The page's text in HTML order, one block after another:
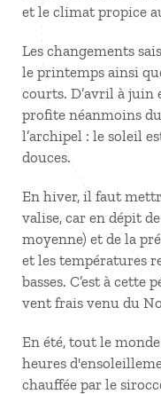
et le climat propice
Les changements
le printemps ainsi
courts. D’avril à juin
profite néanmoins
l’archipel : le soleil
douces.
En hiver, il faut
valise, car en dépit
moyenne) et de la
et les températures
basses. C’est à cette
vent frais venu du
En été, tout le
heures
chauffée par le